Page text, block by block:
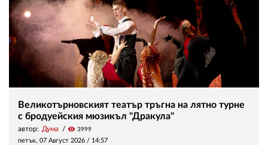
Великотърновският театър тръгна на лятно турне
с бродуейския мюзикъл "Дракула"
автор: Дума visibility 3999
петък, 07 Август 2026 / 14:57